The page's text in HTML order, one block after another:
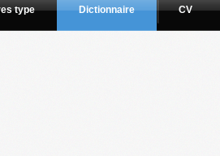
type Dictionnaire CV